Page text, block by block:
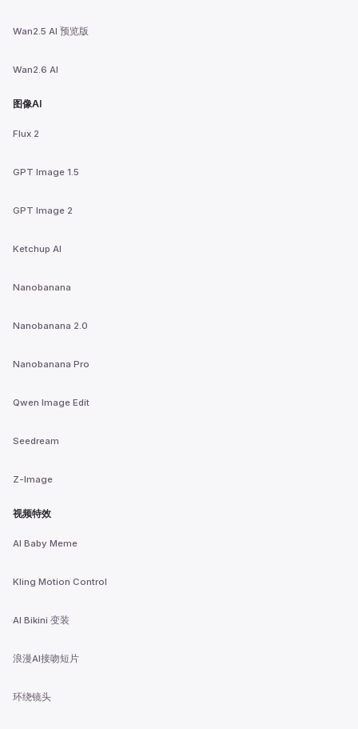
Wan2.5 AI 预览版
Wan2.6 AI
图像AI
Flux 2
GPT Image 1.5
GPT Image 2
Ketchup AI
Nanobanana
Nanobanana 2.0
Nanobanana Pro
Qwen Image Edit
Seedream
Z-Image
视频特效
AI Baby Meme
Kling Motion Control
AI Bikini 变装
浪漫AI接吻短片
环绕镜头